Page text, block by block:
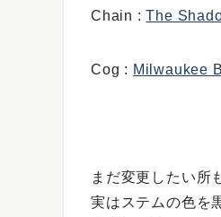
Chain :The
Cog : Milwaukee
まだ変更したい所
実はステムの色を